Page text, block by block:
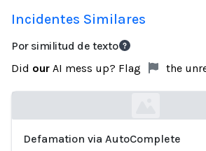
Incidentes Similares
Por similitud de texto
Did our AI mess up? Flag the
Defamation via AutoComplete